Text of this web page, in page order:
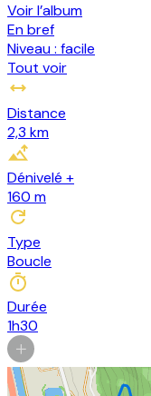
Voir l’album
En bref
Niveau : facile
Tout voir
Distance
2,3 km
Dénivelé +
160 m
Type
Boucle
Durée
1h30